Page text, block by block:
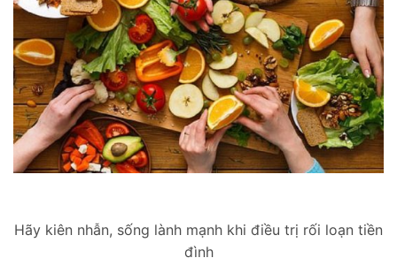
Hãy kiên nhẫn, sống lành mạnh khi điều trị rối loạn tiền
đình